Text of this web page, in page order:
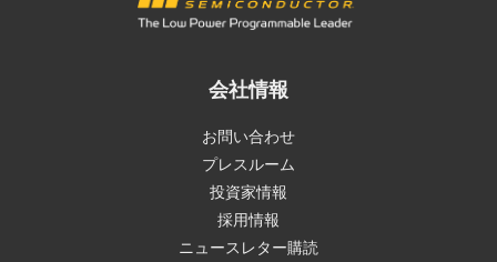
会社情報
お問い合わせ
プレスルーム
投資家情報
採用情報
ニュースレター購読